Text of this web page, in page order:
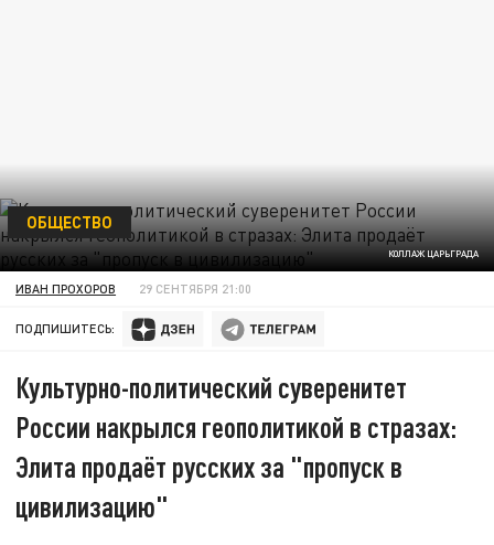
КОЛЛАЖ ЦАРЬГРАДА
ОБЩЕСТВО
ИВАН ПРОХОРОВ 29 СЕНТЯБРЯ 21:00
ПОДПИШИТЕСЬ:
Культурно-политический суверенитет
России накрылся геополитикой в стразах:
Элита продаёт русских за "пропуск в
цивилизацию"